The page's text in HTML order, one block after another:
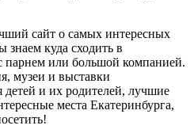
сайт о самых интересных
куда сходить в
парнем или большой компанией.
музеи и выставки
детей и их родителей, лучшие
места Екатеринбурга,